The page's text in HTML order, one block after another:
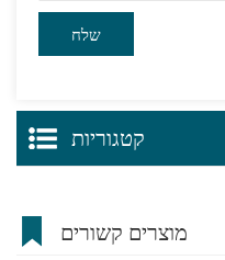
קטגוריות
מוצרים קשורים